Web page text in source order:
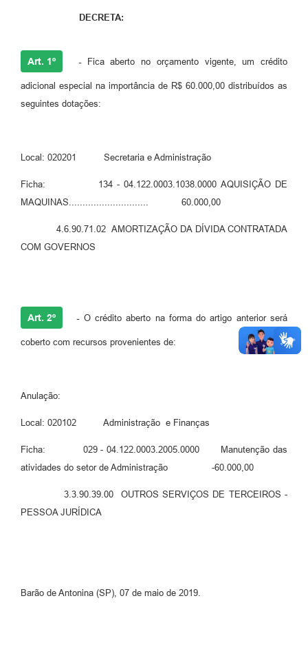
DECRETA:
Art. 1º -Fica aberto no orçamento vigente, um crédito
adicional especial na importância de R$ 60.000,00 distribuídos as
seguintes dotações:
Local: 020201 Secretaria e Administração
Ficha: 134 - 04.122.0003.1038.0000 AQUISIÇÃO DE
MAQUINAS............................. 60.000,00
4.6.90.71.02 AMORTIZAÇÃO DA DÍVIDA CONTRATADA
COM GOVERNOS
Art. 2º -O crédito aberto na forma do artigo anterior será
coberto com recursos provenientes de:
Anulação:
Local: 020102 Administração e Finanças
Ficha: 029 - 04.122.0003.2005.0000 Manutenção das
atividades do setor de Administração -60.000,00
3.3.90.39.00 OUTROS SERVIÇOS DE TERCEIROS -
PESSOA JURÍDICA
Barão de Antonina (SP), 07 de maio de 2019.